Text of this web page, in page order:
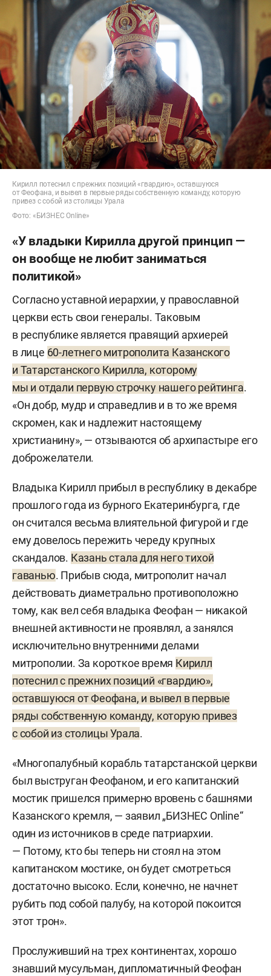
Кирилл потеснил с прежних позиций «гвардию», оставшуюся
от Феофана, и вывел в первые ряды собственную команду, которую
привез с собой из столицы Урала
Фото: «БИЗНЕС Online»
«У владыки Кирилла другой принцип —
он вообще не любит заниматься
политикой»
Согласно уставной иерархии, у православной
церкви есть свои генералы. Таковым
в республике является правящий архиерей
в лице 60-летнего митрополита Казанского
и Татарстанского Кирилла, которому
мы и отдали первую строчку нашего рейтинга.
«Он добр, мудр и справедлив и в то же время
скромен, как и надлежит настоящему
христианину», — отзываются об архипастыре его
доброжелатели.
Владыка Кирилл прибыл в республику в декабре
прошлого года из бурного Екатеринбурга, где
он считался весьма влиятельной фигурой и где
ему довелось пережить череду крупных
скандалов. Казань стала для него тихой
гаванью. Прибыв сюда, митрополит начал
действовать диаметрально противоположно
тому, как вел себя владыка Феофан — никакой
внешней активности не проявлял, а занялся
исключительно внутренними делами
митрополии. За короткое время Кирилл
потеснил с прежних позиций «гвардию»,
оставшуюся от Феофана, и вывел в первые
ряды собственную команду, которую привез
с собой из столицы Урала.
«Многопалубный корабль татарстанской церкви
был выструган Феофаном, и его капитанский
мостик пришелся примерно вровень с башнями
Казанского кремля, — заявил „БИЗНЕС Online“
один из источников в среде патриархии.
— Потому, кто бы теперь ни стоял на этом
капитанском мостике, он будет смотреться
достаточно высоко. Если, конечно, не начнет
рубить под собой палубу, на которой покоится
этот трон».
Прослуживший на трех континентах, хорошо
знавший мусульман, дипломатичный Феофан